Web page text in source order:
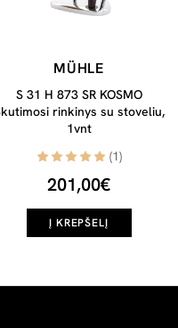
MÜHLE
S 31 H 873 SR KOSMO
rinkinys su stoveliu,
1vnt
(1)
201,00€
Į KREPŠELĮ